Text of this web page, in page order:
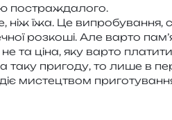
постраждалого.
ніж їжа. Це випро­бу­ва­н­ня,
роз­ко­ші. Але варто
та ціна, яку варто
таку при­го­ду, то лише в
мисте­цтвом при­го­ту­ва­н­ня